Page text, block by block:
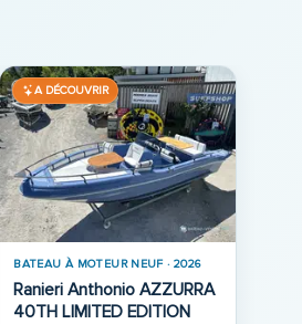
A DÉCOUVRIR
BATEAU À MOTEUR NEUF · 2026
Ranieri Anthonio AZZURRA
40TH LIMITED EDITION